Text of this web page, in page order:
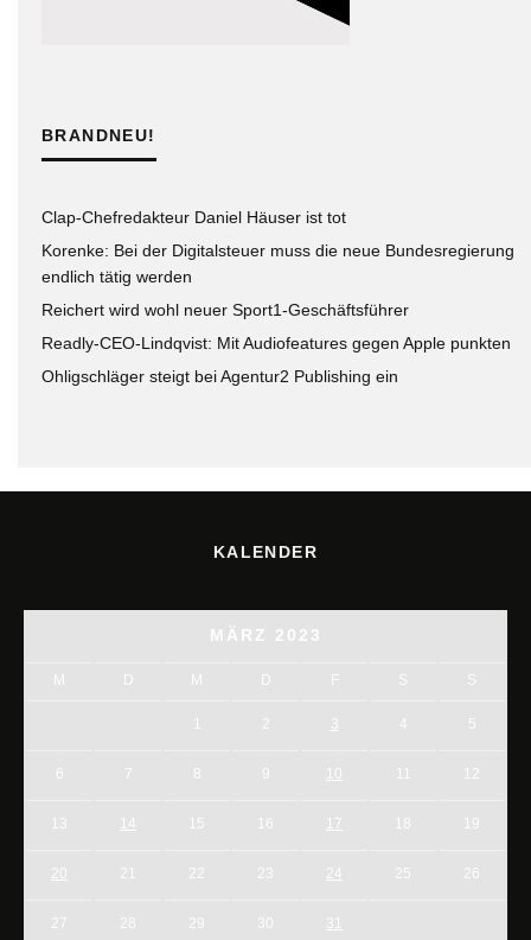
BRANDNEU!
Clap-Chefredakteur Daniel Häuser ist tot
Korenke: Bei der Digitalsteuer muss die neue Bundesregierung
endlich tätig werden
Reichert wird wohl neuer Sport1-Geschäftsführer
Readly-CEO-Lindqvist: Mit Audiofeatures gegen Apple punkten
Ohligschläger steigt bei Agentur2 Publishing ein
KALENDER
MÄRZ 2023
M D M D F S S
1 2 3 5
6 7 8 9 10 11 12
13 14 15 16 17 18 19
20 21 22 23 24 25 26
27 28 29 30 31